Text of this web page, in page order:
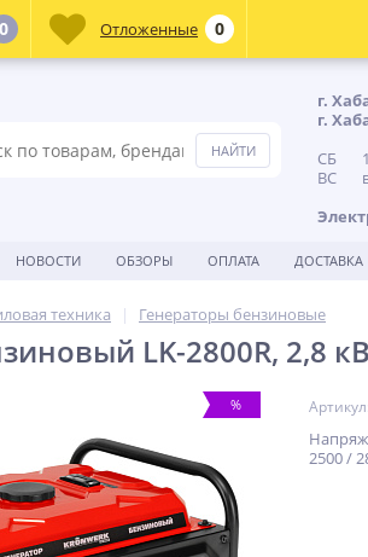
г.
г.
СБ
ВС
НОВОСТИ ОБЗОРЫ ОПЛАТА ДОСТАВКА
техника Генераторы бензиновые
LK-2800R, 2,8
%
2500 /
0 Отложенные 0